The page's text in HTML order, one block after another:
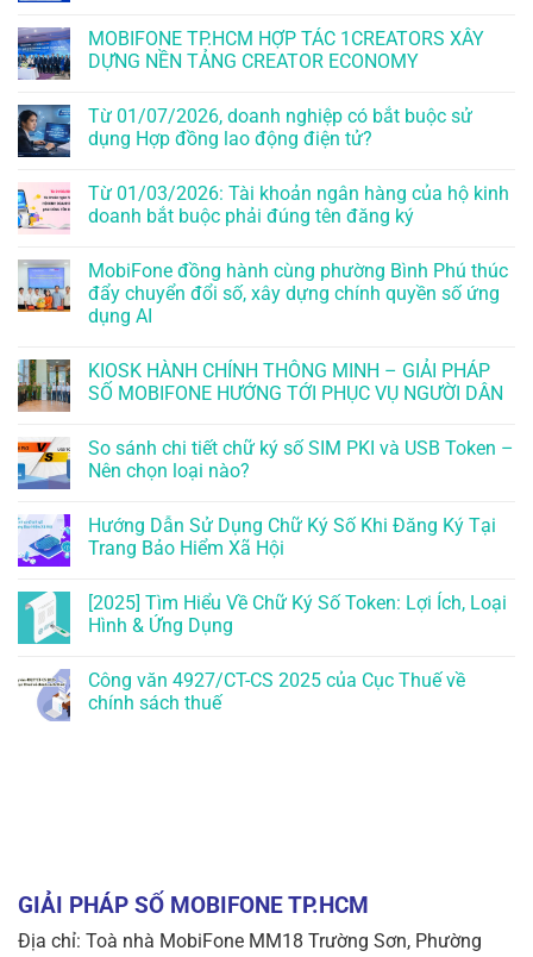
MOBIFONE TP.HCM HỢP TÁC 1CREATORS XÂY
DỰNG NỀN TẢNG CREATOR ECONOMY
Từ 01/07/2026, doanh nghiệp có bắt buộc sử
dụng Hợp đồng lao động điện tử?
Từ 01/03/2026: Tài khoản ngân hàng của hộ kinh
doanh bắt buộc phải đúng tên đăng ký
MobiFone đồng hành cùng phường Bình Phú thúc
đẩy chuyển đổi số, xây dựng chính quyền số ứng
dụng AI
KIOSK HÀNH CHÍNH THÔNG MINH – GIẢI PHÁP
SỐ MOBIFONE HƯỚNG TỚI PHỤC VỤ NGƯỜI DÂN
So sánh chi tiết chữ ký số SIM PKI và USB Token –
Nên chọn loại nào?
Hướng Dẫn Sử Dụng Chữ Ký Số Khi Đăng Ký Tại
Trang Bảo Hiểm Xã Hội
[2025] Tìm Hiểu Về Chữ Ký Số Token: Lợi Ích, Loại
Hình & Ứng Dụng
Công văn 4927/CT-CS 2025 của Cục Thuế về
chính sách thuế
GIẢI PHÁP SỐ MOBIFONE TP.HCM
Địa chỉ: Toà nhà MobiFone MM18 Trường Sơn, Phường